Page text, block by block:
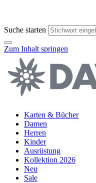
Suche starten
Zum Inhalt springen
Karten & Bücher
Damen
Herren
Kinder
Ausrüstung
Kollektion 2026
Neu
Sale